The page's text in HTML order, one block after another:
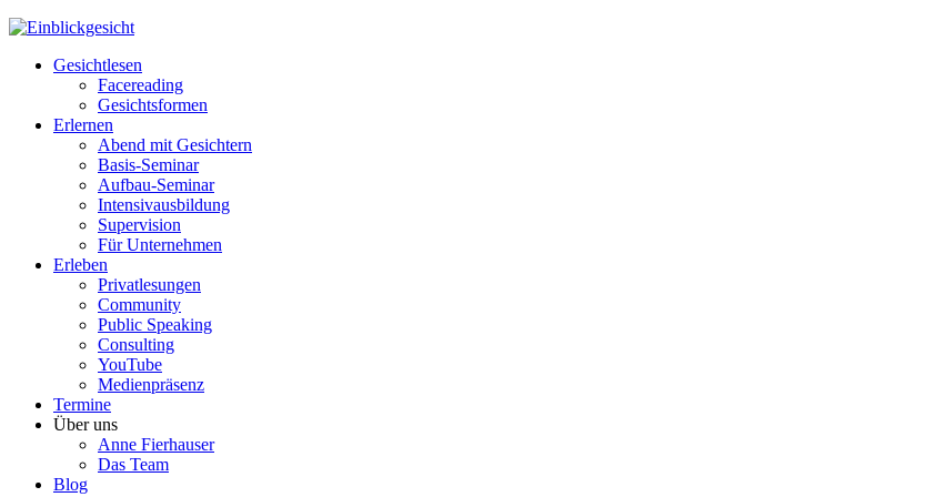
Gesichtlesen
Facereading
Gesichtsformen
Erlernen
Abend mit Gesichtern
Basis-Seminar
Aufbau-Seminar
Intensivausbildung
Supervision
Für Unternehmen
Erleben
Privatlesungen
Community
Public Speaking
Consulting
YouTube
Medienpräsenz
Termine
Über uns
Anne Fierhauser
Das Team
Blog